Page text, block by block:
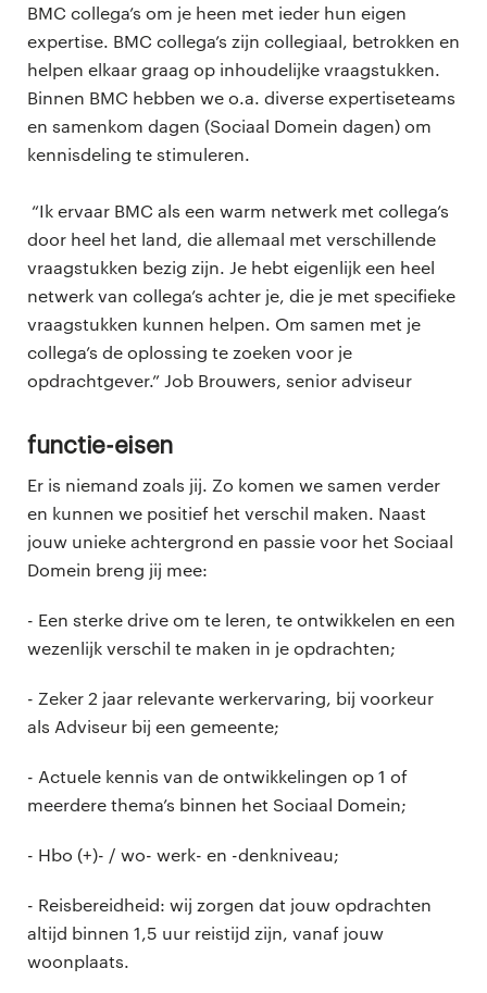
BMC collega’s om je heen met ieder hun eigen
expertise. BMC collega’s zijn collegiaal, betrokken en
helpen elkaar graag op inhoudelijke vraagstukken.
Binnen BMC hebben we o.a. diverse expertiseteams
en samenkom dagen (Sociaal Domein dagen) om
kennisdeling te stimuleren.
“Ik ervaar BMC als een warm netwerk met collega’s
door heel het land, die allemaal met verschillende
vraagstukken bezig zijn. Je hebt eigenlijk een heel
netwerk van collega’s achter je, die je met specifieke
vraagstukken kunnen helpen. Om samen met je
collega’s de oplossing te zoeken voor je
opdrachtgever.” Job Brouwers, senior adviseur
Functie-eisen
Er is niemand zoals jij. Zo komen we samen verder
en kunnen we positief het verschil maken. Naast
jouw unieke achtergrond en passie voor het Sociaal
Domein breng jij mee:
- Een sterke drive om te leren, te ontwikkelen en een
wezenlijk verschil te maken in je opdrachten;
- Zeker 2 jaar relevante werkervaring, bij voorkeur
als Adviseur bij een gemeente;
- Actuele kennis van de ontwikkelingen op 1 of
meerdere thema’s binnen het Sociaal Domein;
- Hbo (+)- / wo- werk- en -denkniveau;
- Reisbereidheid: wij zorgen dat jouw opdrachten
altijd binnen 1,5 uur reistijd zijn, vanaf jouw
woonplaats.